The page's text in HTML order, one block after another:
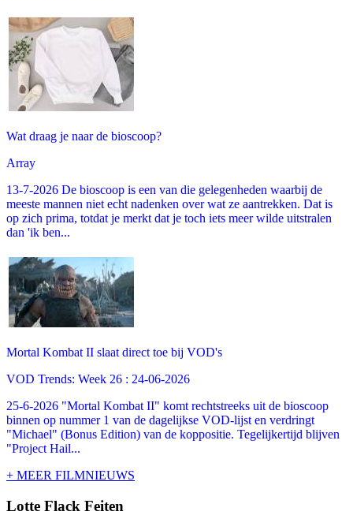
Wat draag je naar de bioscoop?
Array
13-7-2026 De bioscoop is een van die gelegenheden waarbij de
meeste mannen niet echt nadenken over wat ze aantrekken. Dat is
op zich prima, totdat je merkt dat je toch iets meer wilde uitstralen
dan 'ik ben...
Mortal Kombat II slaat direct toe bij VOD's
VOD Trends: Week 26 : 24-06-2026
25-6-2026 "Mortal Kombat II" komt rechtstreeks uit de bioscoop
binnen op nummer 1 van de dagelijkse VOD-lijst en verdringt
"Michael" (Bonus Edition) van de koppositie. Tegelijkertijd blijven
"Project Hail...
+ MEER FILMNIEUWS
Lotte Flack Feiten